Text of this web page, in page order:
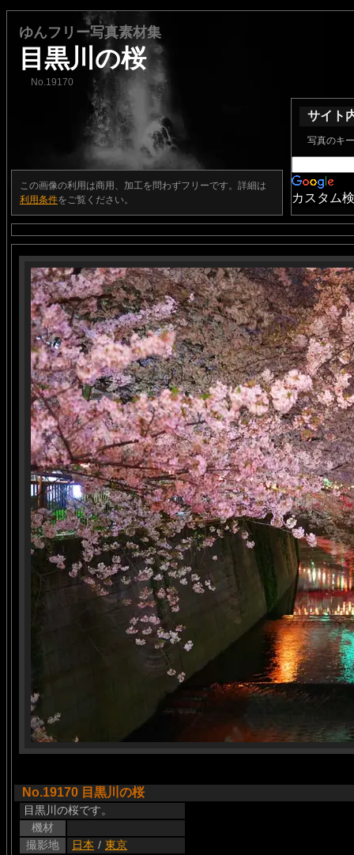
ゆんフリー写真素材集
目黒川の桜
No.19170
この画像の利用は商用、加工を問わずフリーです。詳細は
利用条件をご覧ください。
サイト
写真のキ
カスタム
No.19170 目黒川の桜
目黒川の桜です。
機材
撮影地
日本 / 東京